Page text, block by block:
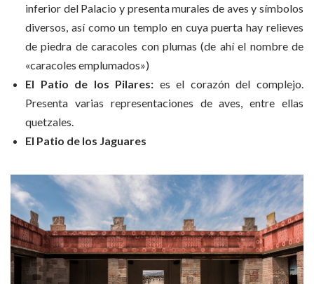
inferior del Palacio y presenta murales de aves y símbolos
diversos, así como un templo en cuya puerta hay relieves
de piedra de caracoles con plumas (de ahí el nombre de
«caracoles emplumados»)
El Patio de los Pilares: es el corazón del complejo.
Presenta varias representaciones de aves, entre ellas
quetzales.
El Patio de los Jaguares